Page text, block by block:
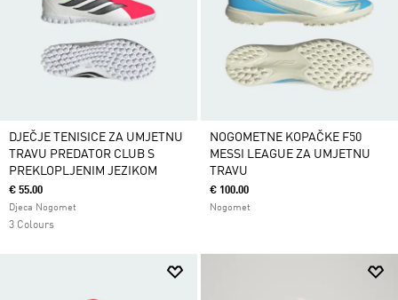
DJEČJE TENISICE ZA UMJETNU
TRAVU PREDATOR CLUB S
PREKLOPLJENIM JEZIKOM
€ 55.00
Djeca Nogomet
3 Colours
NOGOMETNE KOPAČKE F50
MESSI LEAGUE ZA UMJETNU
TRAVU
€ 100.00
Nogomet